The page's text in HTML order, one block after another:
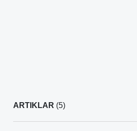
ARTIKLAR (5)